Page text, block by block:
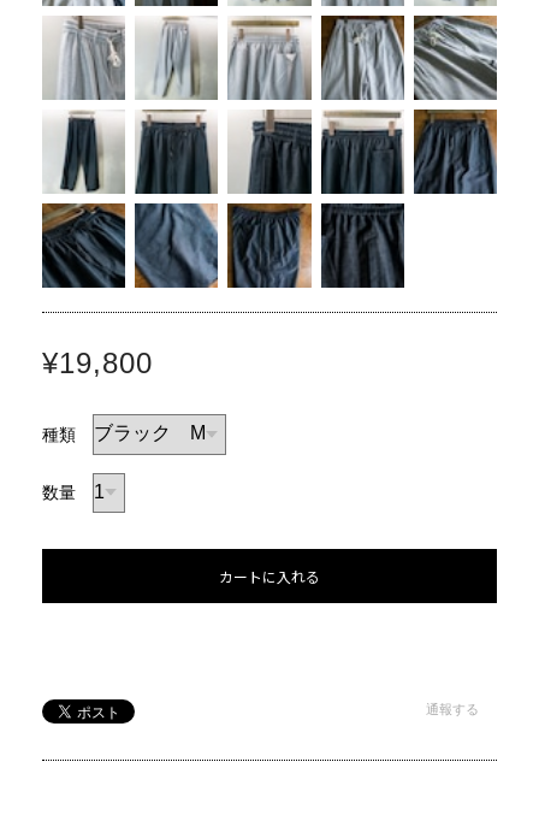
¥19,800
種類
数量
カートに入れる
通報する